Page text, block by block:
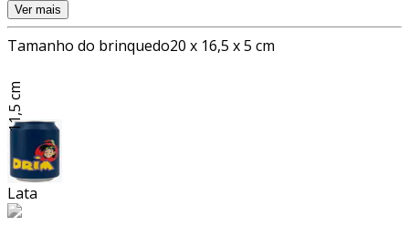
Ver mais
Tamanho do brinquedo20 x 16,5 x 5 cm
11,5 cm
Lata